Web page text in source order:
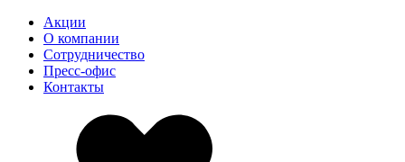
Акции
О компании
Сотрудничество
Пресс-офис
Контакты